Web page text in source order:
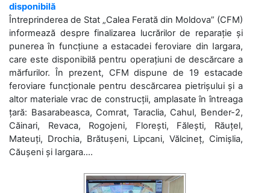
disponibilă
Întreprinderea de Stat „Calea Ferată din Moldova” (CFM)
informează despre finalizarea lucrărilor de reparație și
punerea în funcțiune a estacadei feroviare din Iargara,
care este disponibilă pentru operațiuni de descărcare a
mărfurilor. În prezent, CFM dispune de 19 estacade
feroviare funcționale pentru descărcarea pietrișului și a
altor materiale vrac de construcții, amplasate în întreaga
țară: Basarabeasca, Comrat, Taraclia, Cahul, Bender-2,
Căinari, Revaca, Rogojeni, Florești, Fălești, Răuțel,
Mateuți, Drochia, Brătușeni, Lipcani, Vălcineț, Cimișlia,
Căușeni și Iargara....